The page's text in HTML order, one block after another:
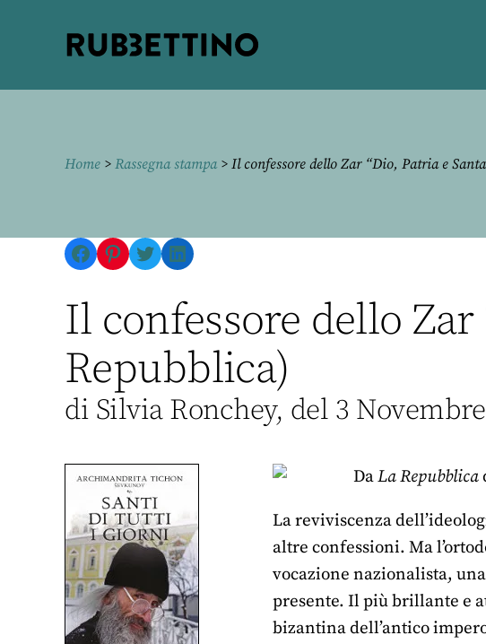
Home > Rassegna stampa> Il confessore dello Zar “Dio, Patria e
Facebook
Pinterest
TwitterLinkedIn
Il confessore dello Zar
Repubblica)
di Silvia Ronchey, del 3
DaLa Repubblica
La reviviscenza
altre confessioni. Ma
vocazione nazionalista,
presente. Il più brillante e
bizantina dell’antico